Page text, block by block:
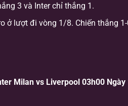
3 và Inter chỉ thắng 1.
ở lượt đi vòng 1/8. Chiến thắng
Milan vs Liverpool 03h00